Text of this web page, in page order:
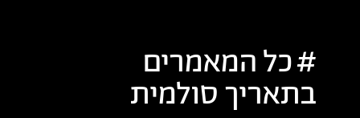
כל המאמרים
בתאריךסולמית